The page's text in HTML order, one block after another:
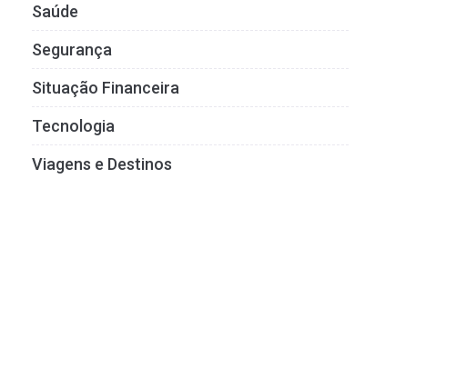
Saúde
Segurança
Situação Financeira
Tecnologia
Viagens e Destinos